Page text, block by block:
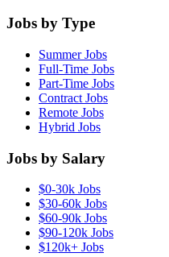
Jobs by Type
Summer Jobs
Full-Time Jobs
Part-Time Jobs
Contract Jobs
Remote Jobs
Hybrid Jobs
Jobs by Salary
$0-30k Jobs
$30-60k Jobs
$60-90k Jobs
$90-120k Jobs
$120k+ Jobs